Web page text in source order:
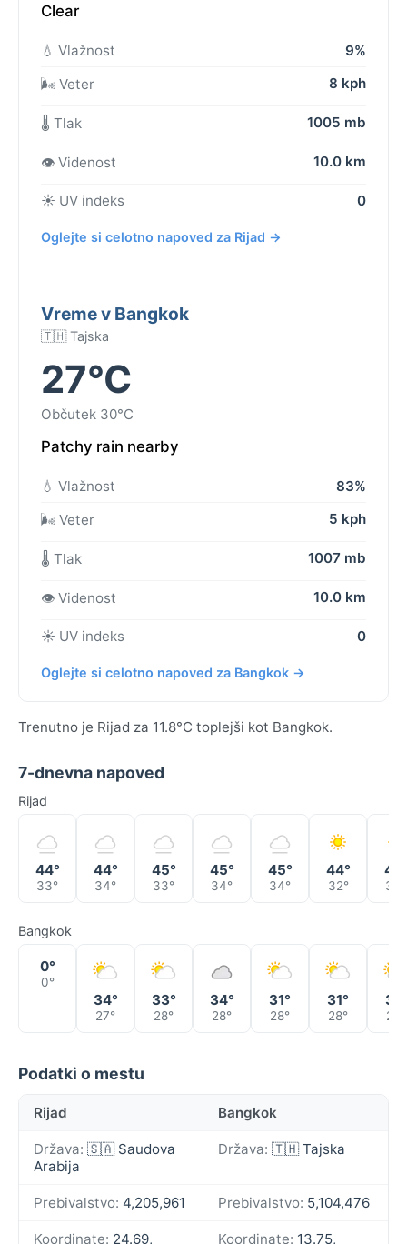
Clear
💧 Vlažnost
9%
🌬️ Veter
8 kph
🌡️ Tlak 1005 mb
👁️ Videnost 10.0 km
☀️ UV indeks 0
Oglejte si celotno napoved za Rijad →
Vreme v Bangkok
🇹🇭 Tajska
27°C
Občutek 30°C
Patchy rain nearby
💧 Vlažnost
83%
🌬️ Veter
5 kph
🌡️ Tlak 1007 mb
👁️ Videnost 10.0 km
☀️ UV indeks 0
Oglejte si celotno napoved za Bangkok →
Trenutno je Rijad za 11.8°C toplejši kot Bangkok.
7-dnevna napoved
Rijad
44°
33°
44°
34°
45°
33°
45°
34°
45°
34°
44°
32° 34°
Bangkok
0°
0°
34°
27°
33°
28°
34°
28°
31°
28°
31°
28°
31°
26°
Podatki o mestu
Rijad Bangkok
Država: 🇸🇦 Saudova
Arabija
Država: 🇹🇭 Tajska
Prebivalstvo: 4,205,961 Prebivalstvo: 5,104,476
Koordinate: 24.69, Koordinate: 13.75,